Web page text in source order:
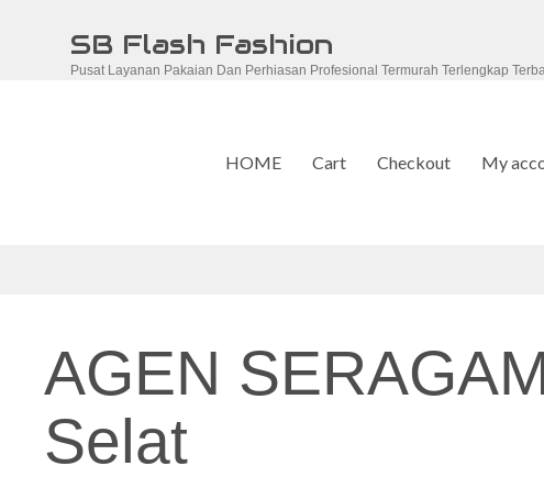
SB Flash Fashion
Pusat Layanan Pakaian Dan Perhiasan Profesional Termurah Terlengkap
HOME Cart Checkout My
AGEN
Selat